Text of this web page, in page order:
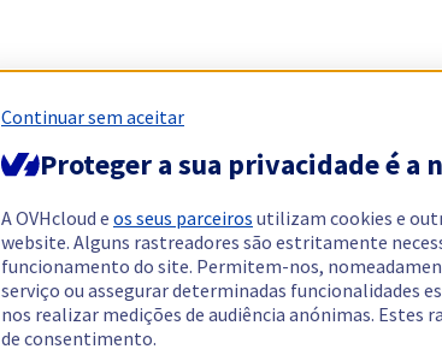
Continuar sem aceitar
Proteger a sua privacidade é a
A OVHcloud e os seus parceiros utilizam cookies e
website. Alguns rastreadores são estritamente
funcionamento do site. Permitem-nos,
serviço ou assegurar determinadas funcionalidades
nos realizar medições de audiência anónimas. Estes
de consentimento.